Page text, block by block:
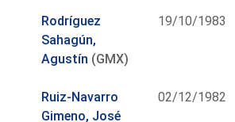
Rodríguez
Sahagún,
Agustín (GMX)
19/10/1983
Ruiz-Navarro
Gimeno, José
02/12/1982